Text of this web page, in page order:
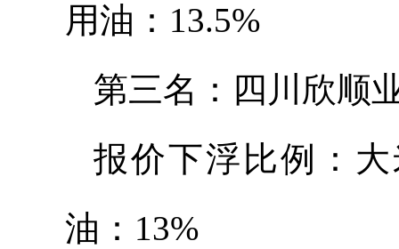
用油：13.5%
第三名：四川欣顺
报价下浮比例：大
油：13%